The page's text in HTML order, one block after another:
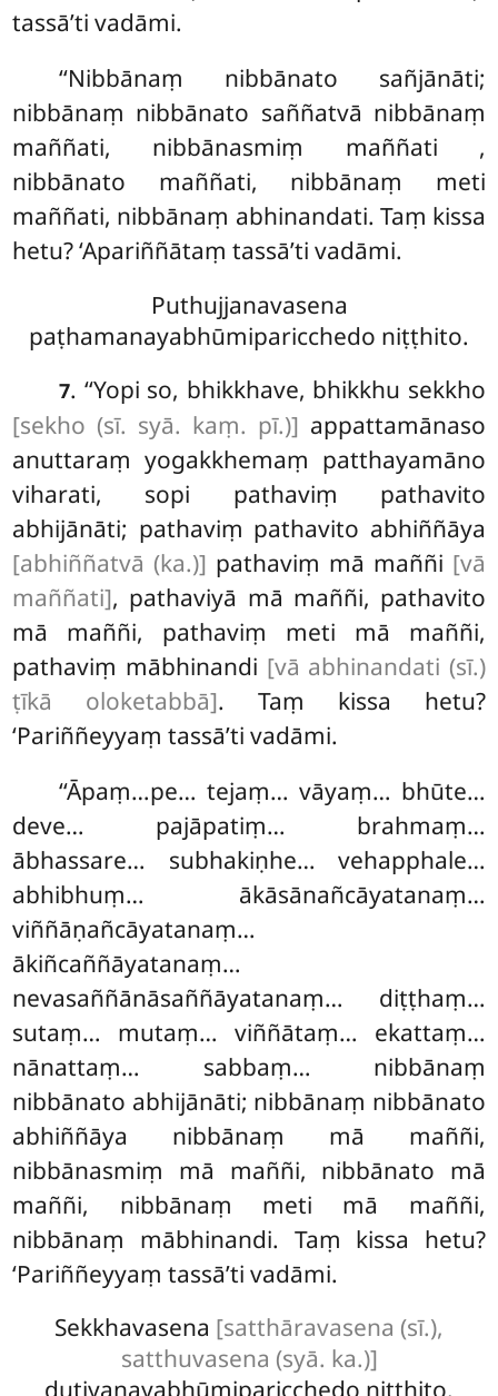
tassā’ti vadāmi.
‘‘Nibbānaṃ nibbānato sañjānāti;
nibbānaṃ nibbānato saññatvā nibbānaṃ
maññati, nibbānasmiṃ maññati ,
nibbānato maññati, nibbānaṃ meti
maññati, nibbānaṃ abhinandati. Taṃ kissa
hetu? ‘Apariññātaṃ tassā’ti vadāmi.
Puthujjanavasena
paṭhamanayabhūmiparicchedo niṭṭhito.
7. ‘‘Yopi so, bhikkhave, bhikkhu sekkho
[sekho (sī. syā. kaṃ. pī.)] appattamānaso
anuttaraṃ yogakkhemaṃ patthayamāno
viharati, sopi pathaviṃ pathavito
abhijānāti; pathaviṃ pathavito abhiññāya
[abhiññatvā (ka.)] pathaviṃ mā maññi [vā
maññati], pathaviyā mā maññi, pathavito
mā maññi, pathaviṃ meti mā maññi,
pathaviṃ mābhinandi [vā abhinandati (sī.)
ṭīkā oloketabbā]. Taṃ kissa hetu?
‘Pariññeyyaṃ tassā’ti vadāmi.
‘‘Āpaṃ…pe… tejaṃ… vāyaṃ… bhūte…
deve… pajāpatiṃ… brahmaṃ…
ābhassare… subhakiṇhe… vehapphale…
abhibhuṃ… ākāsānañcāyatanaṃ…
viññāṇañcāyatanaṃ…
ākiñcaññāyatanaṃ…
nevasaññānāsaññāyatanaṃ… diṭṭhaṃ…
sutaṃ… mutaṃ… viññātaṃ… ekattaṃ…
nānattaṃ… sabbaṃ… nibbānaṃ
nibbānato abhijānāti; nibbānaṃ nibbānato
abhiññāya nibbānaṃ mā maññi,
nibbānasmiṃ mā maññi, nibbānato mā
maññi, nibbānaṃ meti mā maññi,
nibbānaṃ mābhinandi. Taṃ kissa hetu?
‘Pariññeyyaṃ tassā’ti vadāmi.
Sekkhavasena [satthāravasena (sī.),
satthuvasena (syā. ka.)]
dutiyanayabhūmiparicchedo niṭṭhito.